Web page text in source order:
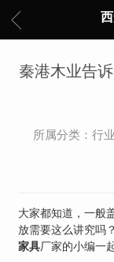
秦港木业告
所属分类：行
大家都知道，一般
放需要这么讲究吗
家具厂家的小编一